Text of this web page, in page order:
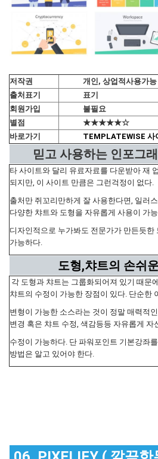
저작권
개인, 상업적사용가능
출처표기
표기
회원가입
불필요
별점
★★★★★☆
바로가기
TEMPLATEWISE 사
믿고 사용하는 인포그
타 사이트와 달리 유료자료를 다운받아 재
되지만, 이 사이트 만큼은 그런걱정이 없다.
출처만 쥐꼬리만하게 잘 사용한다면, 일러
다양한 챠트와 도형을 자유롭게 사용이 가능
디자인적으로 누가봐도 전문가가 만든듯한
가능하다.
도형,챠트의 손쉬
각 도형과 챠트는 그룹화되어져 있기 때문
챠트의 수정이 가능한 장점이 있다. 단순한
변형이 가능한 소스라는 것이 정말 매력적
변경 혹은 챠트 수정, 색감등등 자유롭게 자
수정이 가능하다. 단 파워포인트 기본강좌
방법은 알고 있어야 한다.